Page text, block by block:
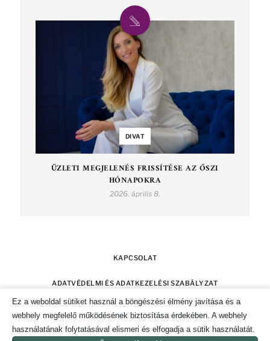
DIVAT
ÜZLETI MEGJELENÉS FRISSÍTÉSE AZ ŐSZI
HÓNAPOKRA
2026. április 8.
KAPCSOLAT
ADATVÉDELMI ÉS ADATKEZELÉSI SZABÁLYZAT
IMPRESSZUM
SÜTI TÁJÉKOZTATÓ ÉS HOZZÁJÁRULÁS KEZELÉSE
Ez a weboldal sütiket használ a böngészési élmény javítása és a
webhely megfelelő működésének biztosítása érdekében. A webhely
használatának folytatásával elismeri és elfogadja a sütik használatát.